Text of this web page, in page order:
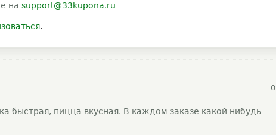
на support@33kupona.ru
.
0
быстрая, пицца вкусная. В каждом заказе какой нибудь